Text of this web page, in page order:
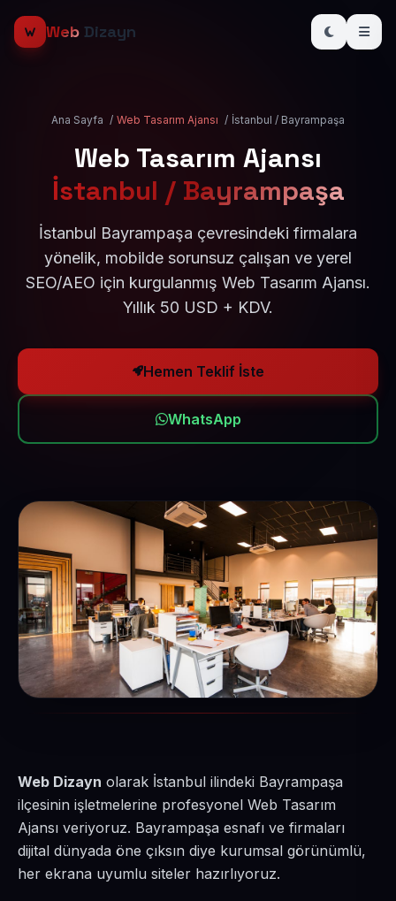
Web Dizayn
Ana Sayfa / Web Tasarım Ajansı / İstanbul / Bayrampaşa
Web Tasarım Ajansı
İstanbul / Bayrampaşa
İstanbul Bayrampaşa çevresindeki firmalara
yönelik, mobilde sorunsuz çalışan ve yerel
SEO/AEO için kurgulanmış Web Tasarım Ajansı.
Yıllık 50 USD + KDV.
Hemen Teklif İste
WhatsApp
Web Dizayn olarak İstanbul ilindeki Bayrampaşa
ilçesinin işletmelerine profesyonel Web Tasarım
Ajansı veriyoruz. Bayrampaşa esnafı ve firmaları
dijital dünyada öne çıksın diye kurumsal görünümlü,
her ekrana uyumlu siteler hazırlıyoruz.